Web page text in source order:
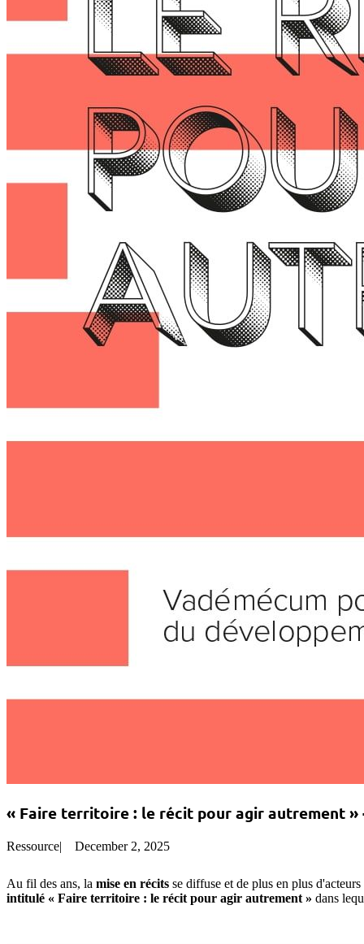
« Faire territoire : le récit pour agir autrement »
Ressource| December 2, 2025
Au fil des ans, la mise en récits se diffuse et de plus en plus
intitulé « Faire territoire : le récit pour agir autrement » dans